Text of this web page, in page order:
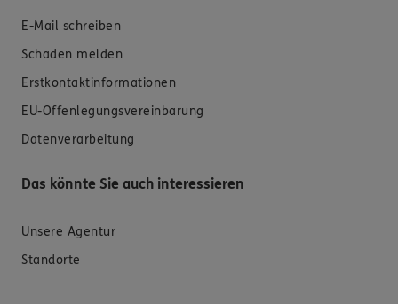
E-Mail schreiben
Schaden melden
Erstkontaktinformationen
EU-Offenlegungsvereinbarung
Datenverarbeitung
Das könnte Sie auch interessieren
Unsere Agentur
Standorte